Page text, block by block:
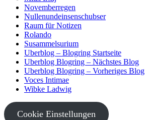
Novemberregen
Nullenundeinsenschubser
Raum für Notizen
Rolando
Susammelsurium
Uberblog – Blogring Startseite
Uberblog Blogring – Nächstes Blog
Uberblog Blogring – Vorheriges Blog
Voces Intimae
Wibke Ladwig
Cookie Einstellungen